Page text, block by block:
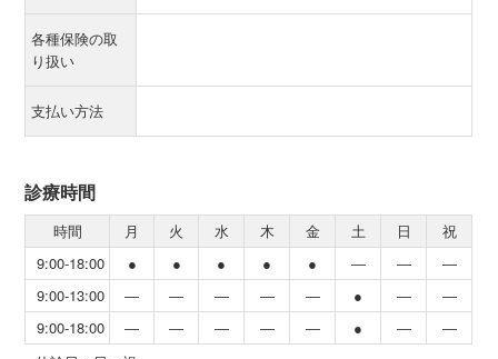
各種保険の取
り扱い
支払い方法
診療時間
時間 月 火 水 木 金 土 日
祝
9:00-18:00
● ● ● ● ● ― ―
―
9:00-13:00
― ― ― ― ― ● ―
―
9:00-18:00
― ― ― ― ― ● ―
―